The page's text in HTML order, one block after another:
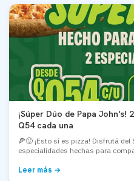
¡Súper Dúo de Papa John's!
Q54 cada una
🍕😜 ¡Esto sí es pizza! Disfrutá del
especialidades hechas para
Leer más →